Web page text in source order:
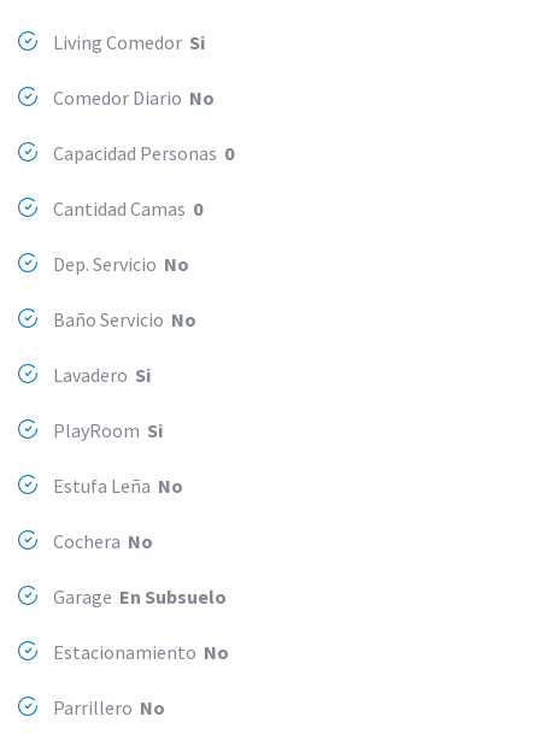
Living Comedor Si
Comedor Diario No
Capacidad Personas 0
Cantidad Camas 0
Dep. Servicio No
Baño Servicio No
Lavadero Si
PlayRoom Si
Estufa Leña No
Cochera No
Garage En Subsuelo
Estacionamiento No
Parrillero No